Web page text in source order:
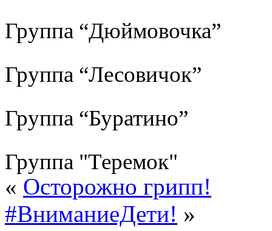
Группа “Дюймовочка”
Группа “Лесовичок”
Группа “Буратино”
Группа "Теремок"
« Осторожно грипп!
#ВниманиеДети! »